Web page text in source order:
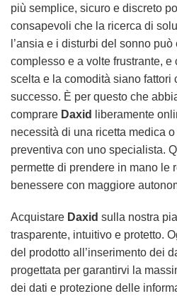
più semplice, sicuro e discreto
consapevoli che la ricerca di
l’ansia e i disturbi del sonno
complesso e a volte frustrante,
scelta e la comodità siano fattori
successo. È per questo che
comprare Daxid
liberamente
necessità di una ricetta medica
preventiva con uno specialista.
permette di prendere in mano le
benessere con maggiore
Acquistare Daxid sulla nostra
trasparente, intuitivo e protetto.
del prodotto all’inserimento dei
progettata per garantirvi la
dei dati e protezione delle